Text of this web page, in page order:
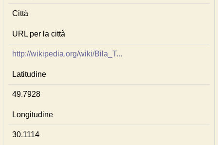
Città
URL per la città
http://wikipedia.org/wiki/Bila_T...
Latitudine
49.7928
Longitudine
30.1114